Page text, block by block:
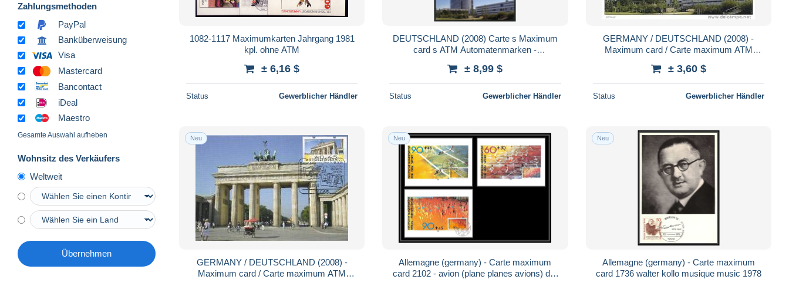
Zahlungsmethoden
PayPal
Banküberweisung
Visa
Mastercard
Bancontact
iDeal
Maestro
Gesamte Auswahl aufheben
Wohnsitz des Verkäufers
Weltweit
Übernehmen
1082-1117 Maximumkarten Jahrgang 1981
kpl. ohne ATM
± 6,16 $
Status Gewerblicher Händler
DEUTSCHLAND (2008) Carte s Maximum
card s ATM Automatenmarken -
Bonn
± 8,99 $
Status Gewerblicher Händler
GERMANY / DEUTSCHLAND (2008) -
Maximum card / Carte maximum ATM
± 3,60 $
Status Gewerblicher Händler
Neu
GERMANY / DEUTSCHLAND (2008) -
Maximum card / Carte maximum ATM
Neu
Allemagne (germany) - Carte maximum
card 2102 - avion (plane planes avions) dur
Neu
Allemagne (germany) - Carte maximum
card 1736 walter kollo musique music 1978